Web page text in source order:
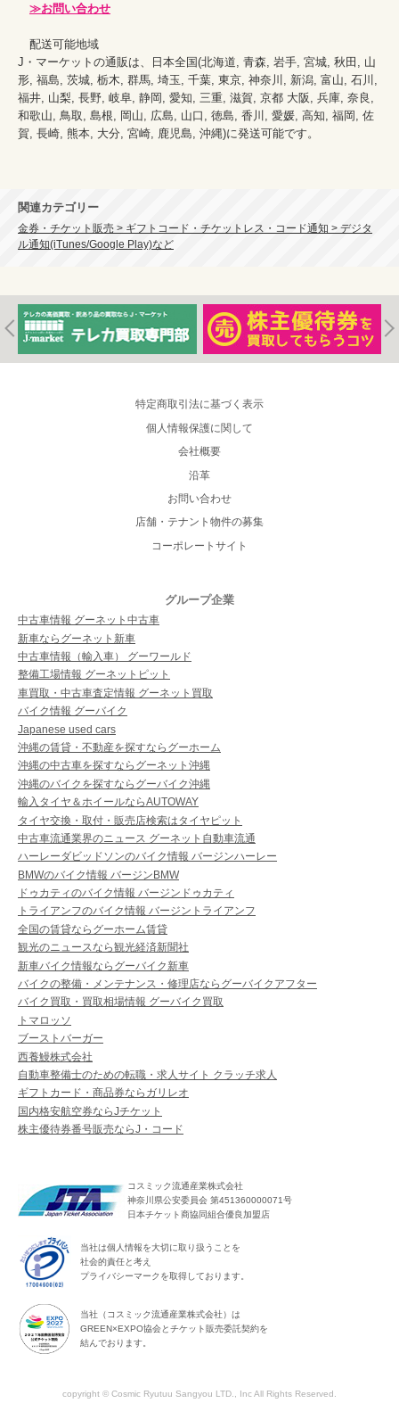
≫お問い合わせ
配送可能地域
J・マーケットの通販は、日本全国(北海道, 青森, 岩手, 宮城, 秋田, 山
形, 福島, 茨城, 栃木, 群馬, 埼玉, 千葉, 東京, 神奈川, 新潟, 富山, 石川,
福井, 山梨, 長野, 岐阜, 静岡, 愛知, 三重, 滋賀, 京都 大阪, 兵庫, 奈良,
和歌山, 鳥取, 島根, 岡山, 広島, 山口, 徳島, 香川, 愛媛, 高知, 福岡, 佐
賀, 長崎, 熊本, 大分, 宮崎, 鹿児島, 沖縄)に発送可能です。
関連カテゴリー
金券・チケット販売 > ギフトコード・チケットレス・コード通知 > デジタ
ル通知(iTunes/Google Play)など
特定商取引法に基づく表示
個人情報保護に関して
会社概要
沿革
お問い合わせ
店舗・テナント物件の募集
コーポレートサイト
グループ企業
中古車情報 グーネット中古車
新車ならグーネット新車
中古車情報（輸入車） グーワールド
整備工場情報 グーネットピット
車買取・中古車査定情報 グーネット買取
バイク情報 グーバイク
Japanese used cars
沖縄の賃貸・不動産を探すならグーホーム
沖縄の中古車を探すならグーネット沖縄
沖縄のバイクを探すならグーバイク沖縄
輸入タイヤ＆ホイールならAUTOWAY
タイヤ交換・取付・販売店検索はタイヤピット
中古車流通業界のニュース グーネット自動車流通
ハーレーダビッドソンのバイク情報 バージンハーレー
BMWのバイク情報 バージンBMW
ドゥカティのバイク情報 バージンドゥカティ
トライアンフのバイク情報 バージントライアンフ
全国の賃貸ならグーホーム賃貸
観光のニュースなら観光経済新聞社
新車バイク情報ならグーバイク新車
バイクの整備・メンテナンス・修理店ならグーバイクアフター
バイク買取・買取相場情報 グーバイク買取
トマロッソ
ブーストバーガー
西養鰻株式会社
自動車整備士のための転職・求人サイト クラッチ求人
ギフトカード・商品券ならガリレオ
国内格安航空券ならJチケット
株主優待券番号販売ならJ・コード
コスミック流通産業株式会社
神奈川県公安委員会 第451360000071号
日本チケット商協同組合優良加盟店
当社は個人情報を大切に取り扱うことを
社会的責任と考え
プライバシーマークを取得しております。
当社（コスミック流通産業株式会社）は
GREEN×EXPO協会とチケット販売委託契約を
結んでおります。
copyright © Cosmic Ryutuu Sangyou LTD., Inc All Rights Reserved.